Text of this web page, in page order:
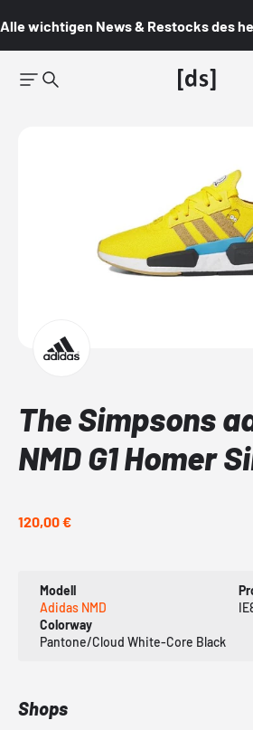
Alle wichtigen News & Restocks des
The Simpsons
NMD G1 Homer
120,00 €
Modell
Adidas NMD
Colorway
Pantone/Cloud White-Core Black
Shops